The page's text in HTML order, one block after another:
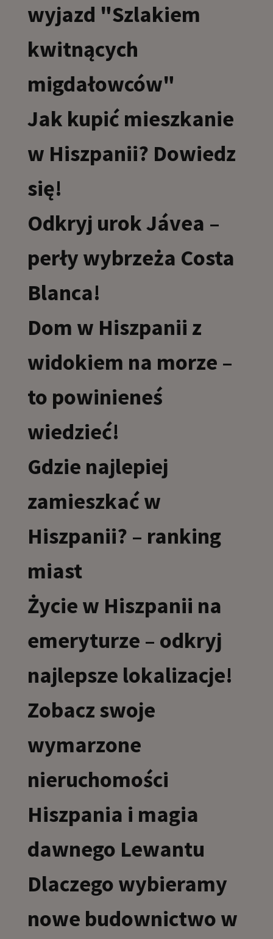
wyjazd "Szlakiem
kwitnących
migdałowców"
Jak kupić mieszkanie
w Hiszpanii? Dowiedz
się!
Odkryj urok Jávea –
perły wybrzeża Costa
Blanca!
Dom w Hiszpanii z
widokiem na morze –
to powinieneś
wiedzieć!
Gdzie najlepiej
zamieszkać w
Hiszpanii? – ranking
miast
Życie w Hiszpanii na
emeryturze – odkryj
najlepsze lokalizacje!
Zobacz swoje
wymarzone
nieruchomości
Hiszpania i magia
dawnego Lewantu
Dlaczego wybieramy
nowe budownictwo w